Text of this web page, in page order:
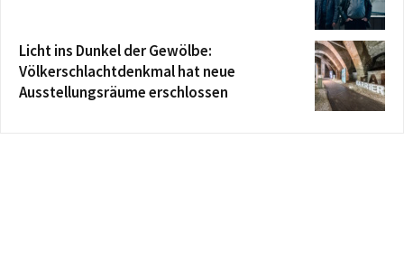
Licht ins Dunkel der Gewölbe:
Völkerschlachtdenkmal hat neue
Ausstellungsräume erschlossen